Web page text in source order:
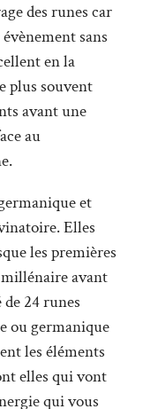
des runes car
sans
en la
plus souvent
avant une
au
et
Elles
les premières
avant
24 runes
ou germanique
les éléments
elles qui vont
qui vous